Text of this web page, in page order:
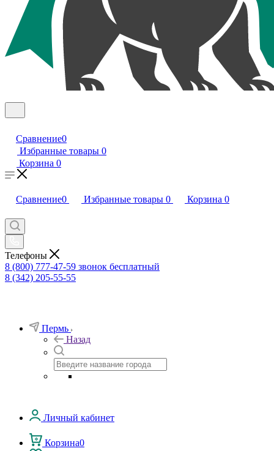
Сравнение0
Избранные товары 0
Корзина 0
Сравнение0 Избранные товары 0 Корзина 0
Телефоны
8 (800) 777-47-59 звонок бесплатный
8 (342) 205-55-55
Пермь
Назад
Личный кабинет
Корзина0